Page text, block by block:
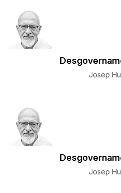
Josep
Josep